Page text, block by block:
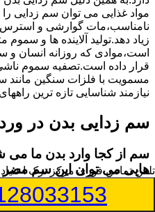
مواد غذایی می توان سم زدایی را
نامناسب،مات گوارشی و استرس
زیاد دهد.تولید آلاینده ها و
است،موادی که روزانه انسان و
قرار داده است.تصفیه سموم
مسمویت با فلزات سنگین مانند
نیازمند شناسایی تازه ترین
سم زدایی بدن در
سم از کجا وارد بدن ما می
هایی می توان این سم مضر
بطور کلی سم موجود در بدن به
تلفن تماس فوریمرکز ترک